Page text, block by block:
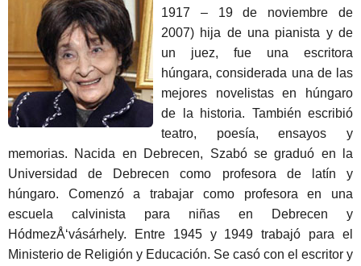
o
1917 – 19 de noviembre de
2007) hija de una pianista y de
un juez, fue una escritora
húngara, considerada una de las
mejores novelistas en húngaro
de la historia. También escribió
teatro, poesía, ensayos y
memorias. Nacida en Debrecen, Szabó se graduó en la
Universidad de Debrecen como profesora de latín y
húngaro. Comenzó a trabajar como profesora en una
escuela calvinista para niñas en Debrecen y
HódmezÅ‘vásárhely. Entre 1945 y 1949 trabajó para el
Ministerio de Religión y Educación. Se casó con el escritor y